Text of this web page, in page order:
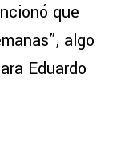
que
algo
Eduardo